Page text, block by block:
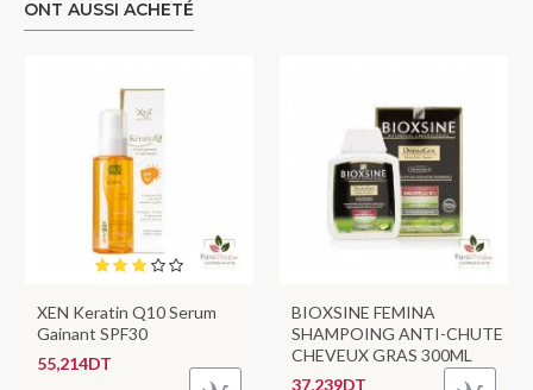
ONT AUSSI ACHETÉ
XEN Keratin Q10 Serum
Gainant SPF30
55,214DT
BIOXSINE FEMINA
SHAMPOING ANTI-CHUTE
CHEVEUX GRAS 300ML
37,239DT